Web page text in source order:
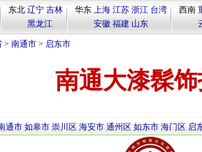
东北 辽宁 吉林
黑龙江
华东 上海 江苏 浙江 台湾
安徽 福建 山东
西南
> 南通市 > 启东市
南通大漆髹
通市 如皋市 崇川区 海安市 通州区 如东市 海门区 启